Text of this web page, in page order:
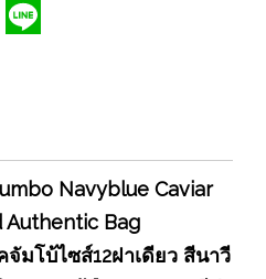
Navyblue Caviar
Authentic Bag
มโบ้ไซส์12ฝาเดียว สีนาวี